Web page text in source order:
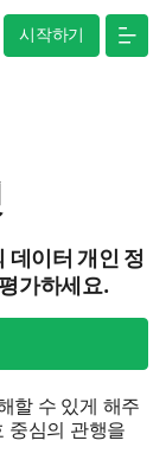
시작하기
데이터 개인 정
가하세요.
할 수 있게 해주
중심의 관행을